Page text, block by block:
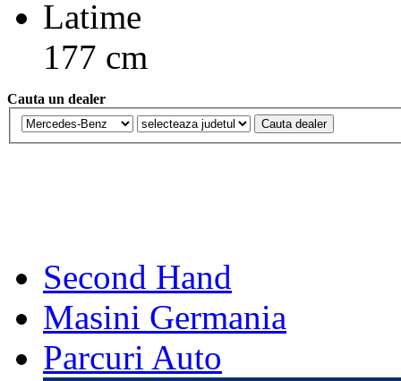
Latime
177 cm
Cauta un dealer
Second Hand
Masini Germania
Parcuri Auto